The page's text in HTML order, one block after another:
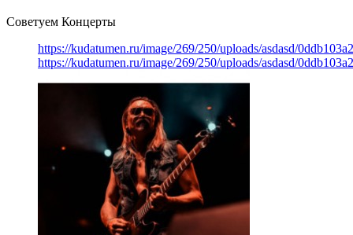
Советуем Концерты
https://kudatumen.ru/image/269/250/uploads/asdasd/
https://kudatumen.ru/image/269/250/uploads/asdasd/